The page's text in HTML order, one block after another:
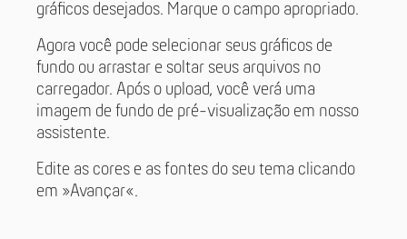
gráficos desejados. Marque o campo apropriado.
Agora você pode selecionar seus gráficos de
fundo ou arrastar e soltar seus arquivos no
carregador. Após o upload, você verá uma
imagem de fundo de pré-visualização em nosso
assistente.
Edite as cores e as fontes do seu tema clicando
em »Avançar«.